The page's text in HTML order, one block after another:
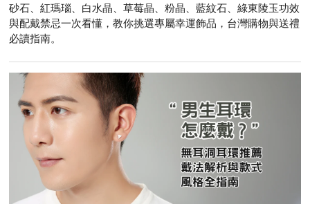
砂石、紅瑪瑙、白水晶、草莓晶、粉晶、藍紋石、綠東陵玉功效
與配戴禁忌一次看懂，教你挑選專屬幸運飾品，台灣購物與送禮
必讀指南。